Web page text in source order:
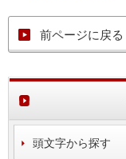
前ページに戻る
頭文字から探す